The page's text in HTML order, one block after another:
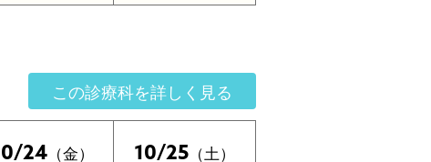
この診療科を詳しく見る
24（金） 10/25 （土）